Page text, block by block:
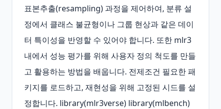
표본추출(resampling) 과정을 제어하여, 분류 설
정에서 클래스 불균형이나 그룹 현상과 같은 데이
터 특이성을 반영할 수 있어야 합니다. 또한 mlr3
내에서 성능 평가를 위해 사용자 정의 척도를 만들
고 활용하는 방법을 배웁니다. 전제조건 필요한 패
키지를 로드하고, 재현성을 위해 고정된 시드를 설
정합니다. library(mlr3verse) library(mlbench)